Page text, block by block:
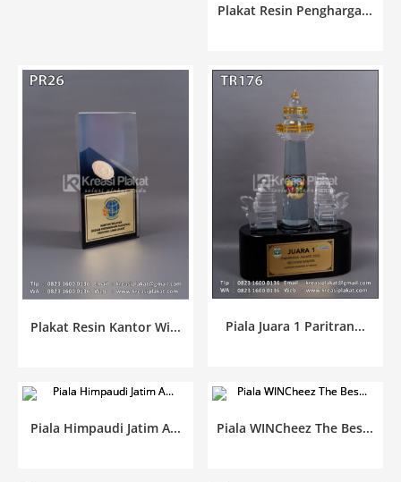
Plakat Resin Pengharga...
Plakat Resin Kantor Wi... Piala Juara 1 Paritran...
Piala Himpaudi Jatim A... Piala WINCheez The Bes...